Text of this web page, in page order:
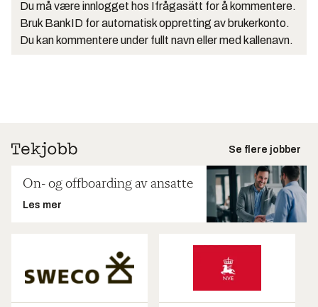
Du må være innlogget hos Ifrågasätt for å kommentere.
Bruk BankID for automatisk oppretting av brukerkonto.
Du kan kommentere under fullt navn eller med kallenavn.
Se flere jobber
On- og offboarding av ansatte
Les mer